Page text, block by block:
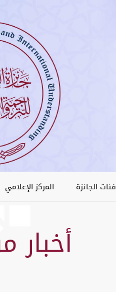
فئات الجائزة المركز الإعلامي
أخبار